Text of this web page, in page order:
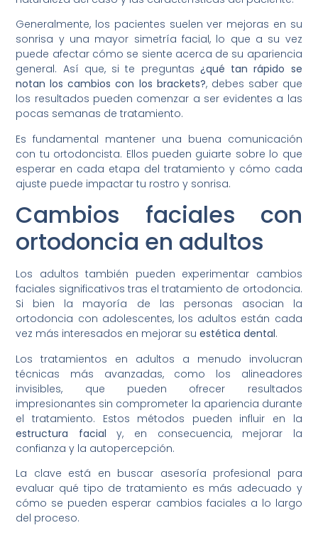
Generalmente, los pacientes suelen ver mejoras en su
sonrisa y una mayor simetría facial, lo que a su vez
puede afectar cómo se siente acerca de su apariencia
general. Así que, si te preguntas ¿qué tan rápido se
notan los cambios con los brackets?, debes saber que
los resultados pueden comenzar a ser evidentes a las
pocas semanas de tratamiento.
Es fundamental mantener una buena comunicación
con tu ortodoncista. Ellos pueden guiarte sobre lo que
esperar en cada etapa del tratamiento y cómo cada
ajuste puede impactar tu rostro y sonrisa.
Cambios faciales con
ortodoncia en adultos
Los adultos también pueden experimentar cambios
faciales significativos tras el tratamiento de ortodoncia.
Si bien la mayoría de las personas asocian la
ortodoncia con adolescentes, los adultos están cada
vez más interesados en mejorar suestética dental.
Los tratamientos en adultos a menudo involucran
técnicas más avanzadas, como los alineadores
invisibles, que pueden ofrecer resultados
impresionantes sin comprometer la apariencia durante
el tratamiento. Estos métodos pueden influir en la
estructura facial y, en consecuencia, mejorar la
confianza y la autopercepción.
La clave está en buscar asesoría profesional para
evaluar qué tipo de tratamiento es más adecuado y
cómo se pueden esperar cambios faciales a lo largo
del proceso.